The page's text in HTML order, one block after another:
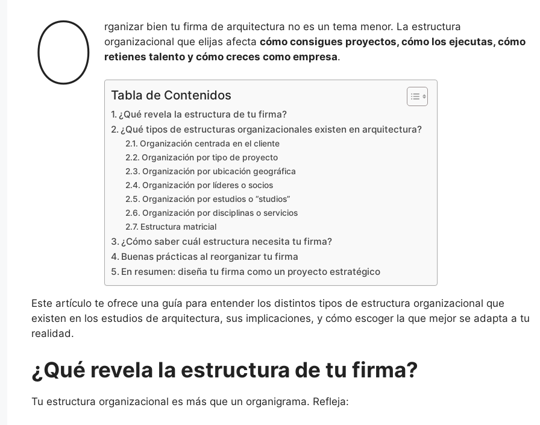
O
rganizar bien tu firma de arquitectura no es un tema menor. La estructura
organizacional que elijas afectacómo consigues proyectos, cómo los ejecutas, cómo
retienes talento y cómo creces como empresa.
Tabla de Contenidos
¿Qué revela la estructura de tu firma?
¿Qué tipos de estructuras organizacionales existen en arquitectura?
Organización centrada en el cliente
Organización por tipo de proyecto
Organización por ubicación geográfica
Organización por líderes o socios
Organización por estudios o “studios”
Organización por disciplinas o servicios
Estructura matricial
¿Cómo saber cuál estructura necesita tu firma?
Buenas prácticas al reorganizar tu firma
En resumen: diseña tu firma como un proyecto estratégico
Este artículo te ofrece una guía para entender los distintos tipos de estructura organizacional que
existen en los estudios de arquitectura, sus implicaciones, y cómo escoger la que mejor se adapta a tu
realidad.
¿Qué revela la estructura de tu firma?
Tu estructura organizacional es más que un organigrama. Refleja: